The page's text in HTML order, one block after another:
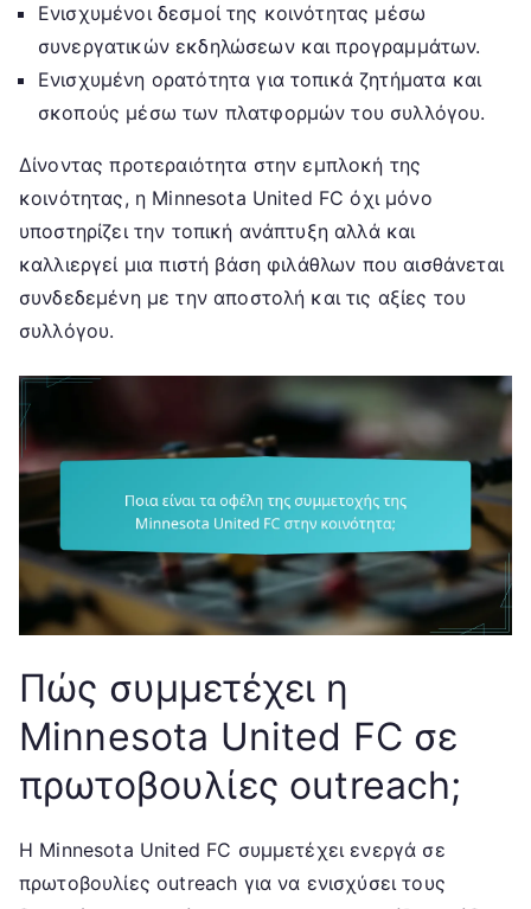
Ενισχυμένοι δεσμοί της κοινότητας μέσω
συνεργατικών εκδηλώσεων και προγραμμάτων.
Ενισχυμένη ορατότητα για τοπικά ζητήματα και
σκοπούς μέσω των πλατφορμών του συλλόγου.
Δίνοντας προτεραιότητα στην εμπλοκή της
κοινότητας, η Minnesota United FC όχι μόνο
υποστηρίζει την τοπική ανάπτυξη αλλά και
καλλιεργεί μια πιστή βάση φιλάθλων που αισθάνεται
συνδεδεμένη με την αποστολή και τις αξίες του
συλλόγου.
Πώς συμμετέχει η
Minnesota United FC σε
πρωτοβουλίες outreach;
Η Minnesota United FC συμμετέχει ενεργά σε
πρωτοβουλίες outreach για να ενισχύσει τους